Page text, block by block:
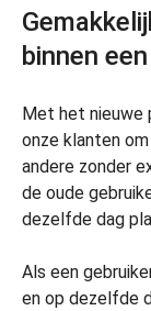
binnen
Met het nieuwe
onze klanten
andere zonder
de oude
dezelfde dag
Als een
en op dezelfde